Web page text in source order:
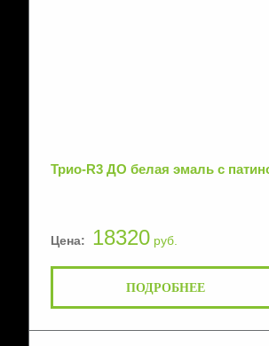
Трио-R3 ДО белая эмаль с
Цена: 18320руб.
ПОДРОБНЕЕ